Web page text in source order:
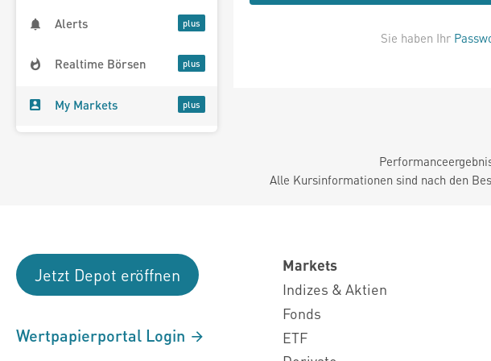
Alerts
Realtime Börsen
My Markets
Sie haben Ihr
Alle Kursinformationen sind nach den
Jetzt Depot eröffnen
Wertpapierportal Login
Markets
Indizes & Aktien
Fonds
ETF